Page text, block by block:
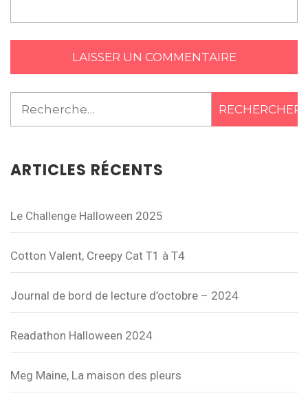
ARTICLES RÉCENTS
Le Challenge Halloween 2025
Cotton Valent, Creepy Cat T1 à T4
Journal de bord de lecture d’octobre – 2024
Readathon Halloween 2024
Meg Maine, La maison des pleurs